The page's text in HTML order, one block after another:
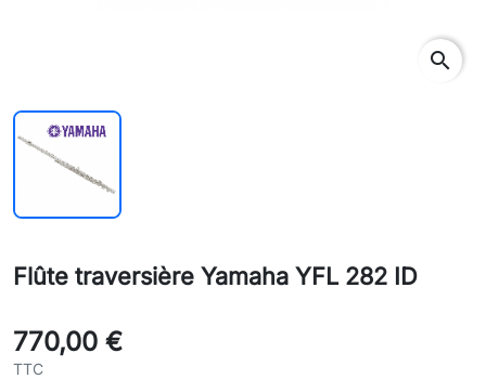
search
Flûte traversière Yamaha YFL 282 ID
770,00 €
TTC